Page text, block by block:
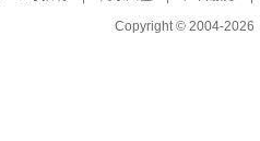
Copyright © 2004-2026